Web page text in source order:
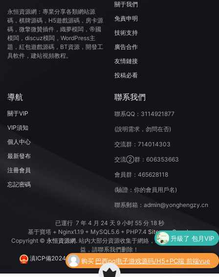
永恒資源網：專業分享各類網站源
碼，棋牌源碼，H5遊戲源碼，房卡源
碼，微擎微贊插件，織夢模闆，帝國
模闆，discuz模闆，WordPress主
題，紅包遊戲源碼，BT資源，開發工
具軟件，建站視頻教程。
關于我們
免責申明
技術支持
廣告合作
友情鏈接
投稿必看
導航
關于VIP
VIP須知
個人中心
最新發布
注冊會員
忘記密碼
聯系我們
聯系QQ：3114921877
(說明需求，勿問在否)
交流群：714014303
交流②群：606353663
會員群：465628118
(驗證：你的會員用戶名)
聯系郵箱：admin@yonghengzy.cn
已運行 7 年 4 月 24 天 9 小时 55 分 18 秒
基于寶塔 + Nginx1.19 + MySQL5.6 + PHP7.4 Sitemap Google
Copyright © 永恒資源網. 站内大部分資源收集于網絡，若侵犯了您的合法權
益，請聯系我們删除！
滇ICP備2024044160号-1
魯公網安備 37050202371077号
升級了 包月VIP
购买
了
巴西pg电子游戏源码/H5+PC端 前端vue
编译后+后端PHP